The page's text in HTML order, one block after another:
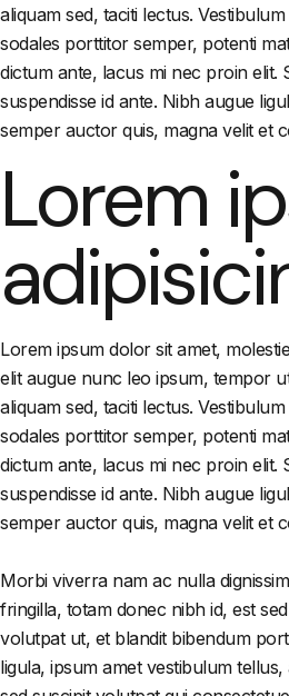
aliquam sed, taciti lectus.
sodales porttitor semper, potenti
dictum ante, lacus mi nec proin elit.
suspendisse id ante. Nibh augue
semper auctor quis, magna velit et
Lorem
Lorem ipsum dolor sit amet,
elit augue nunc leo ipsum, tempor
aliquam sed, taciti lectus.
sodales porttitor semper, potenti
dictum ante, lacus mi nec proin elit.
suspendisse id ante. Nibh augue
semper auctor quis, magna velit et
Morbi viverra nam ac nulla
fringilla, totam donec nibh id, est
volutpat ut, et blandit bibendum
ligula, ipsum amet vestibulum